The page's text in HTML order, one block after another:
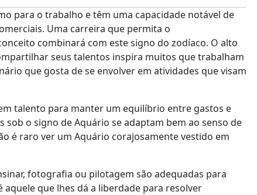
para o trabalho e têm uma capacidade notável de
Uma carreira que permita o
combinará com este signo do zodíaco. O alto
seus talentos inspira muitos que trabalham
que gosta de se envolver em atividades que visam
talento para manter um equilíbrio entre gastos e
sob o signo de Aquário se adaptam bem ao senso de
é raro ver um Aquário corajosamente vestido em
fotografia ou pilotagem são adequadas para
que lhes dá a liberdade para resolver